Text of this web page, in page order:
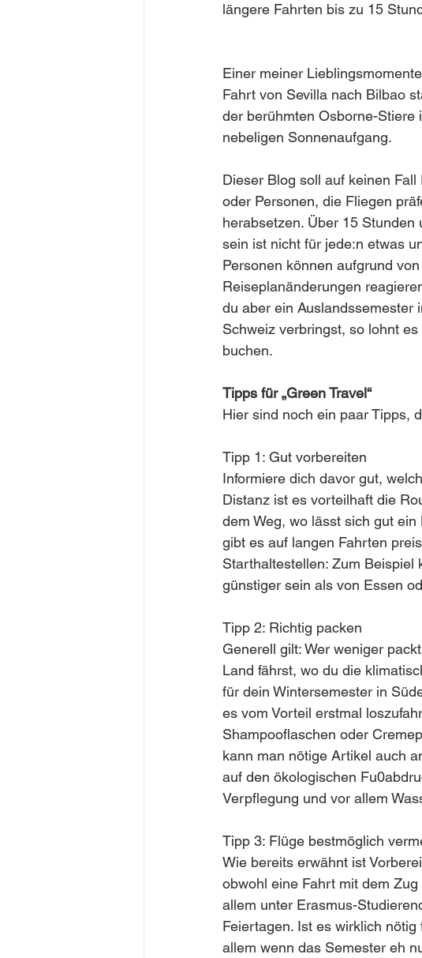
längere Fahrten bis zu 15
Einer meiner
Fahrt von Sevilla nach Bilbao
der berühmten Osborne-Stiere
nebeligen Sonnenaufgang.
Dieser Blog soll auf keinen Fall
oder Personen, die Fliegen
herabsetzen. Über 15 Stunden
sein ist nicht für jede:n etwas
Personen können aufgrund
Reiseplanänderungen
du aber ein Auslandssemester
Schweiz verbringst, so lohnt
buchen.
Tipps für „Green Travel“
Hier sind noch ein paar Tipps,
Tipp 1: Gut vorbereiten
Informiere dich davor gut,
Distanz ist es vorteilhaft die
dem Weg, wo lässt sich gut
gibt es auf langen Fahrten
Starthaltestellen: Zum Beispiel
günstiger sein als von Essen
Tipp 2: Richtig packen
Generell gilt: Wer weniger
Land fährst, wo du die
für dein Wintersemester in
es vom Vorteil erstmal
Shampooflaschen oder
kann man nötige Artikel auch
auf den ökologischen
Verpflegung und vor allem
Tipp 3: Flüge bestmöglich
Wie bereits erwähnt ist
obwohl eine Fahrt mit dem
allem unter Erasmus-
Feiertagen. Ist es wirklich
allem wenn das Semester eh